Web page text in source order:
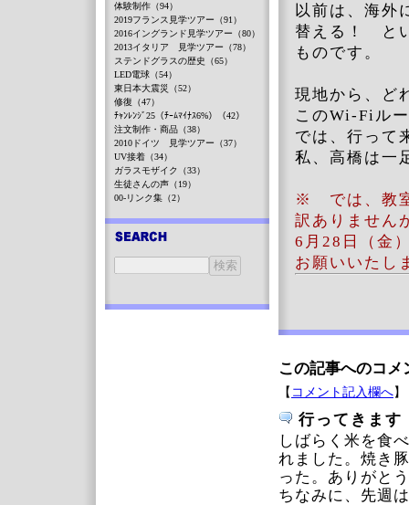
以前は、海外
替える！ と
ものです。
現地から、ど
このWi-Fiル
では、行って
私、高橋は一
※ では、教室
訳ありません
6月28日（金
お願いいたし
この記事へのコメ
【 コメント記入欄へ】
行ってきます
しばらく米を食
れました。焼き
った。ありがと
ちなみに、先週
体験制作（94）
2019フランス見学ツアー（91）
2016イングランド見学ツアー（80）
2013イタリア 見学ツアー（78）
ステンドグラスの歴史（65）
LED電球（54）
東日本大震災（52）
修復（47）
ﾁｬﾝﾚﾝｼﾞ25（ﾁｰﾑﾏｲﾅｽ6%）（42）
注文制作・商品（38）
2010ドイツ 見学ツアー（37）
UV接着（34）
ガラスモザイク（33）
生徒さんの声（19）
00-リンク集（2）